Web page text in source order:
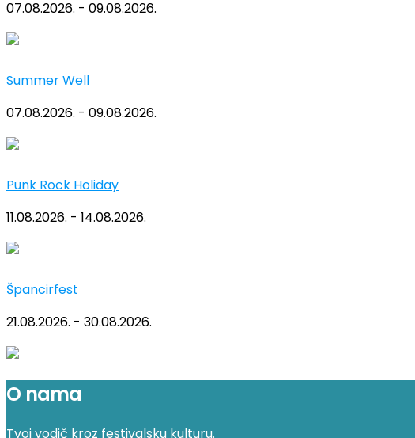
07.08.2026. - 09.08.2026.
Summer Well
07.08.2026. - 09.08.2026.
Punk Rock Holiday
11.08.2026. - 14.08.2026.
Špancirfest
21.08.2026. - 30.08.2026.
O nama
Tvoj vodič kroz festivalsku kulturu.